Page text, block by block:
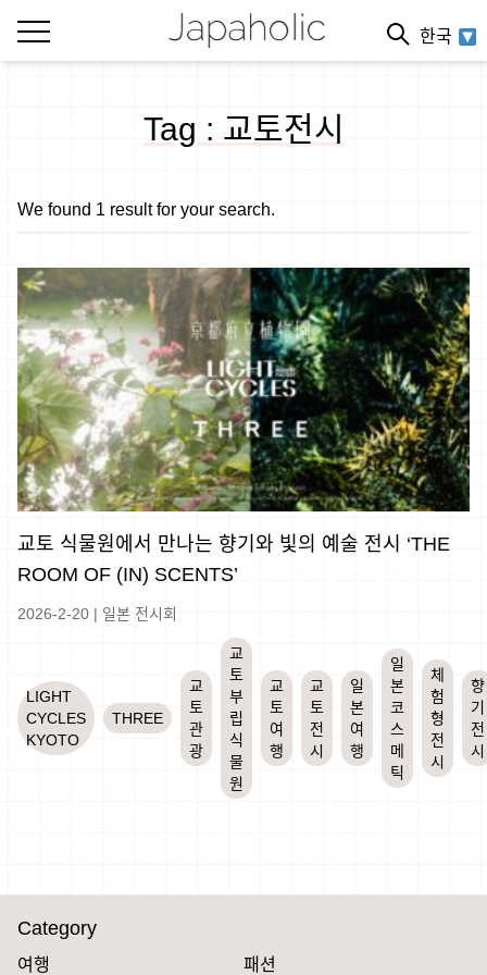
한국
Tag : 교토전시
We found 1 result for your search.
교토 식물원에서 만나는 향기와 빛의 예술 전시 ‘THE
ROOM OF (IN) SCENTS’
2026-2-20 | 일본 전시회
LIGHT
CYCLES
KYOTO
THREE
교
토
관
광
교
토
부
립
식
물
원
교
토
여
행
교
토
전
시
일
본
여
행
일
본
코
스
메
틱
체
험
형
전
시
향
기
전
시
Category
여행 패션